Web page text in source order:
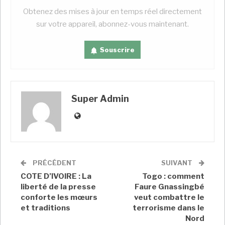
Johnson & Johnson, a annoncé qu’il risquait de
mettre fin au projet faute de commandes.
COTE D’IVOIRE : Au Sitic Africa 2022, le
En Guinée, la junte refuse de rétablir le droit
de…
MAX-SAVI Carmel
L’Union européenne sous pression de
l’Afrique pour sortir…
Obtenez des mises à jour en temps réel directement
sur votre appareil, abonnez-vous maintenant.
Souscrire
Super Admin
PRÉCÉDENT
COTE D’IVOIRE : La
liberté de la presse
conforte les mœurs
et traditions
SUIVANT
Togo : comment
Faure Gnassingbé
veut combattre le
terrorisme dans le
Nord